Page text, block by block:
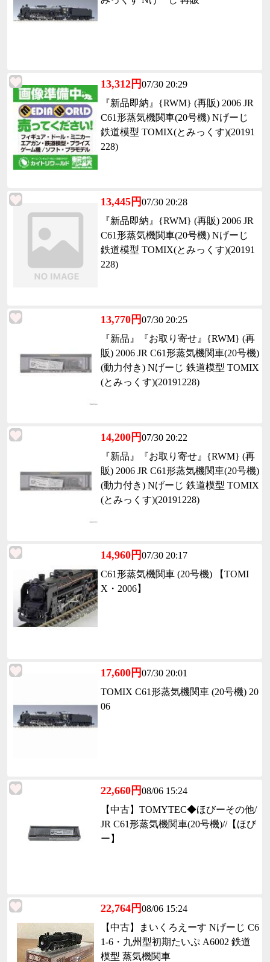
13,312円07/30 20:29
『新品即納』{RWM} (再販) 2006 JR
C61形蒸気機関車(20号機) Nげーじ
鉄道模型 TOMIX(とみっくす)(20191
228)
13,445円07/30 20:28
『新品即納』{RWM} (再販) 2006 JR
C61形蒸気機関車(20号機) Nげーじ
鉄道模型 TOMIX(とみっくす)(20191
228)
13,770円07/30 20:25
『新品』『お取り寄せ』{RWM} (再
販) 2006 JR C61形蒸気機関車(20号機)
(動力付き) Nげーじ 鉄道模型 TOMIX
(とみっくす)(20191228)
14,200円07/30 20:22
『新品』『お取り寄せ』{RWM} (再
販) 2006 JR C61形蒸気機関車(20号機)
(動力付き) Nげーじ 鉄道模型 TOMIX
(とみっくす)(20191228)
14,960円07/30 20:17
C61形蒸気機関車 (20号機) 【TOMI
X・2006】
17,600円07/30 20:01
TOMIX C61形蒸気機関車 (20号機) 20
06
22,660円08/06 15:24
【中古】TOMYTEC◆ほびーその他/
JR C61形蒸気機関車(20号機)//【ほび
ー】
22,764円08/06 15:24
【中古】まいくろえーす Nげーじ C6
1-6・九州型初期たいぷ A6002 鉄道
模型 蒸気機関車